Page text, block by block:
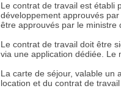
Le contrat de travail est établi
développement approuvés
être approuvés par le ministre
Le contrat de travail doit être
via une application dédiée. Le
La carte de séjour, valable un
location et du contrat de